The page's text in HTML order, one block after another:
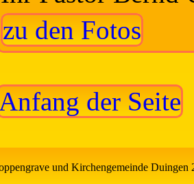
zu den Fotos
der Seite
und Kirchengemeinde Duingen